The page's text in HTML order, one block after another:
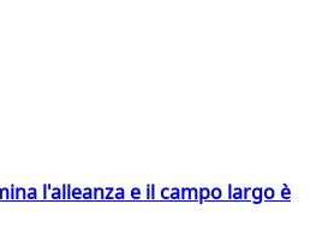
l'alleanza e il campo largo è